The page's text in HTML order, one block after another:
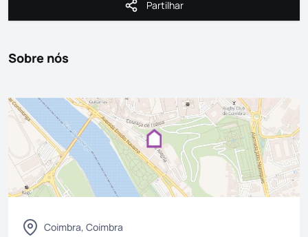
Partilhar
Partilhar
Sobre nós
Coimbra, Coimbra